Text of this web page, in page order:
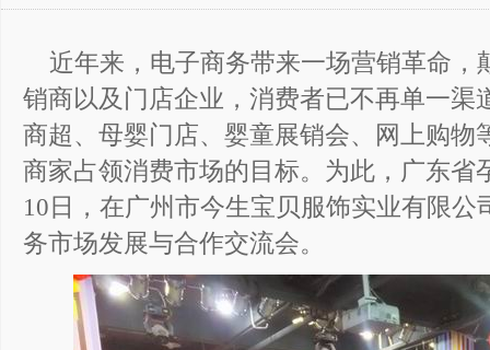
近年来，电子商务带来一场营销革命，
销商以及门店企业，消费者已不再单一渠
商超、母婴门店、婴童展销会、网上购物
商家占领消费市场的目标。为此，广东省
10日，在广州市今生宝贝服饰实业有限
务市场发展与合作交流会。